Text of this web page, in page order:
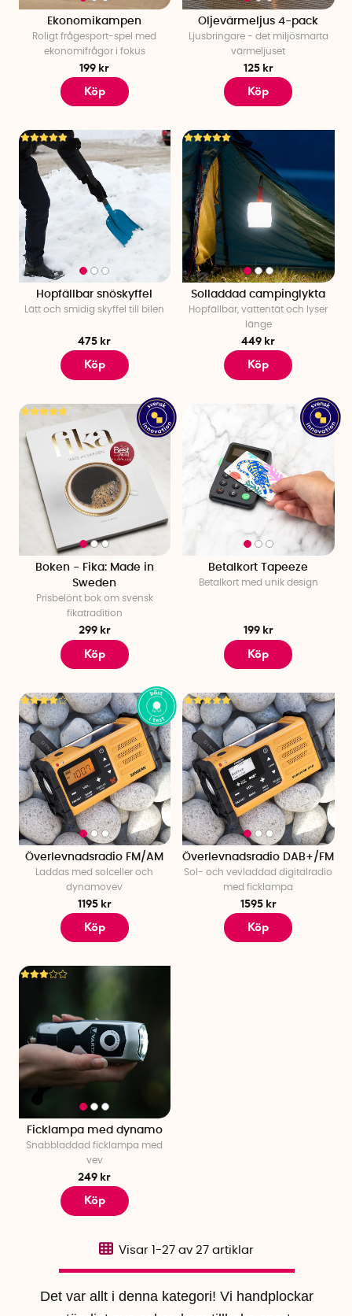
Ekonomikampen
Roligt frågesport-spel med
ekonomifrågor i fokus
199 kr
Köp
Oljevärmeljus 4-pack
Ljusbringare - det miljösmarta
värmeljuset
125 kr
Köp
Hopfällbar snöskyffel
Lätt och smidig skyffel till bilen
475 kr
Köp
Solladdad campinglykta
Hopfällbar, vattentät och lyser
länge
449 kr
Köp
Boken - Fika: Made in
Sweden
Prisbelönt bok om svensk
fikatradition
299 kr
Köp
Betalkort Tapeeze
Betalkort med unik design
199 kr
Köp
Överlevnadsradio FM/AM
Laddas med solceller och
dynamovev
1195 kr
Köp
Överlevnadsradio DAB+/FM
Sol- och vevladdad digitalradio
med ficklampa
1595 kr
Köp
Ficklampa med dynamo
Snabbladdad ficklampa med
vev
249 kr
Köp
Det var allt i denna kategori! Vi handplockar
Visar 1-27 av 27 artiklar